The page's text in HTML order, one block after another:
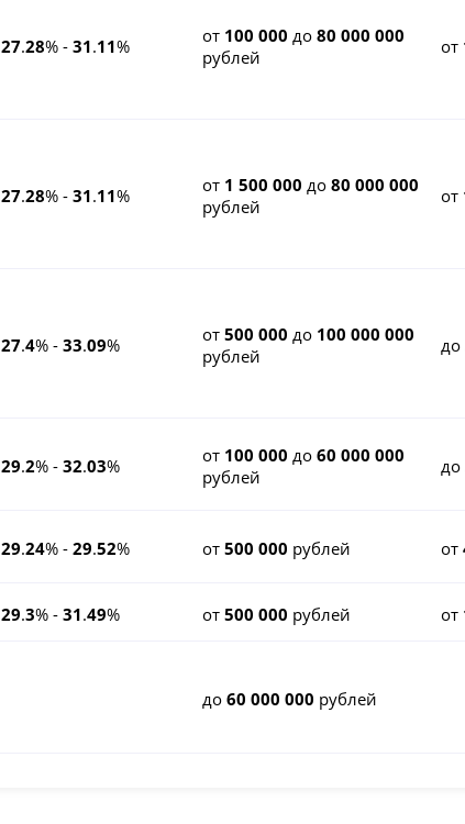
27.28% - 31.11% от 100 000 до80 000 000
рублей
от
27.28% - 31.11% от 1 500 000 до80 000 000
рублей
от
27.4% - 33.09% от500 000 до 100 000 000
рублей
до
29.2% - 32.03% от 100 000 до60 000 000
рублей
до
29.24% - 29.52% от500 000 рублей от
29.3% - 31.49% от500 000 рублей от
до60 000 000 рублей